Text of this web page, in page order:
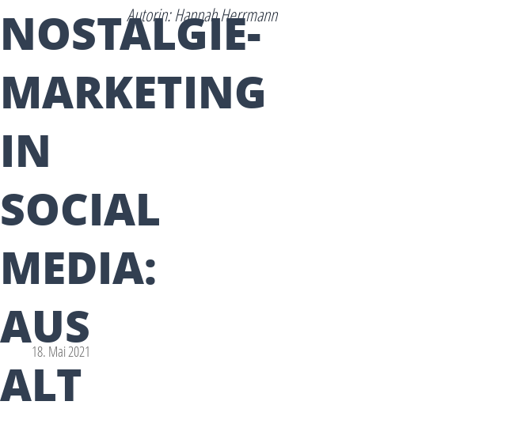
NOSTALGIE-
MARKETING
IN
SOCIAL
MEDIA:
AUS
ALT
18. Mai 2021
Autorin: Hannah Herrmann